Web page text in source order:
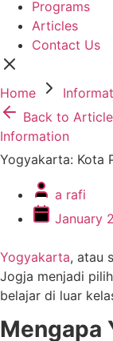
Programs
Articles
Contact Us
Home
Back to
Information
Yogyakarta: Kota
a rafi
January
Yogyakarta, atau
Jogja menjadi
belajar di luar
Mengapa